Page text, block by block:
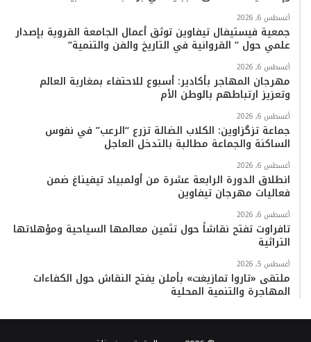
أغسطس 6, 2026
جمعية فيستيفال تيفاوين توثق أعمال الجامعة القروية بإصدار
علمي حول ” القروانية في التاريخ والفن والتنمية”
أغسطس 6, 2026
مهرجان المهاجر بأكادير: أسبوع للاحتفاء بمغاربة العالم
وتعزيز ارتباطهم بالوطن الأم
أغسطس 6, 2026
جماعة تزگزاوين: الكلاب الضالة تزرع “الرعب” في نفوس
الساكنة والجماعة مطالبة بالتدخل العاجل
أغسطس 6, 2026
انطلاق الدورة الرابعة عشرة من أولمبياد تيفيناغ ضمن
فعاليات مهرجان تيفاوين
أغسطس 6, 2026
تافراوت تفتح نقاشاً حول تثمين معالمها السياحية ومؤهلاتها
التراثية
أغسطس 5, 2026
ملتقى «تاروا تمازيغت» بأملن يفتح النقاش حول الكفاءات
المهاجرة والتنمية المحلية